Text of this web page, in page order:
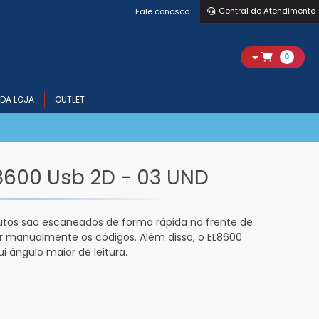
Fale conosco Central de Atendimento
0
LOJA OUTLET
Usb 2D - 03 UND
são escaneados de forma rápida no frente de
os códigos. Além disso, o EL8600
ângulo maior de leitura.